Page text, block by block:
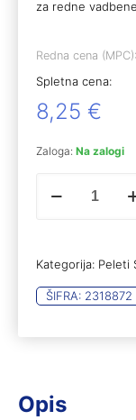
za redne
Redna cena (MPC):
Spletna cena:
8,25 €
Zaloga: Na zalogi
Training
količina
Kategorija: Peleti
ŠIFRA: 2318872
Opis